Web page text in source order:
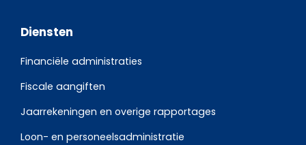
Diensten
Financiële administraties
Fiscale aangiften
Jaarrekeningen en overige rapportages
Loon- en personeelsadministratie